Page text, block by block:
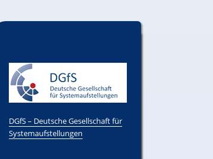
DGfS – Deutsche Gesellschaft für
Systemaufstellungen